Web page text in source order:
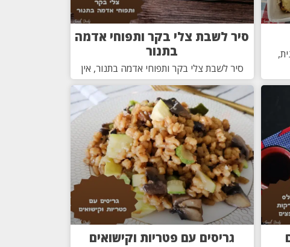
סיר לשבת צלי בקר ותפוחי אדמה
בתנור
סיר לשבת צלי בקר ותפוחי אדמה בתנור, אין
גריסים עם פטריות וקישואים